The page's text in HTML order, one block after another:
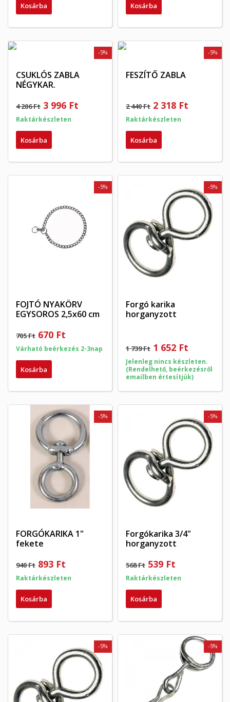
Kosárba Kosárba
CSUKLÓS ZABLA
NÉGYKAR.
4 206 Ft
-5%
3 996 Ft
Raktárkészleten
Kosárba
FESZÍTŐ ZABLA
2 440 Ft
-5%
2 318 Ft
Raktárkészleten
Kosárba
FOJTÓ NYAKÖRV
EGYSOROS 2,5x60 cm
705 Ft
-5%
670 Ft
Várható beérkezés 2-3nap
Kosárba
Forgó karika
horganyzott
1 739 Ft
-5%
1 652 Ft
Jelenleg nincs készleten.
(Rendelhető, beérkezésről
emailben értesítjük)
FORGÓKARIKA 1"
fekete
940 Ft
-5%
893 Ft
Raktárkészleten
Kosárba
Forgókarika 3/4"
horganyzott
568 Ft
-5%
539 Ft
Raktárkészleten
Kosárba
-5% -5%